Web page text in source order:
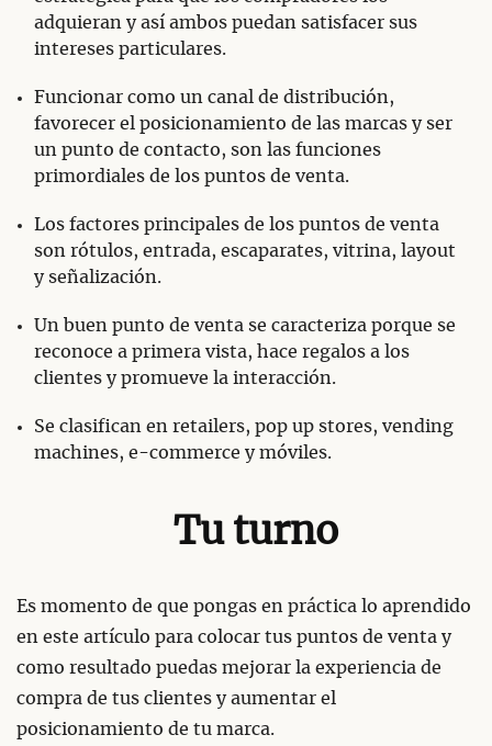
adquieran y así ambos puedan satisfacer sus
intereses particulares.
Funcionar como un canal de distribución,
favorecer el posicionamiento de las marcas y ser
un punto de contacto, son las funciones
primordiales de los puntos de venta.
Los factores principales de los puntos de venta
son rótulos, entrada, escaparates, vitrina, layout
y señalización.
Un buen punto de venta se caracteriza porque se
reconoce a primera vista, hace regalos a los
clientes y promueve la interacción.
Se clasifican en retailers, pop up stores, vending
machines, e-commerce y móviles.
Tu turno
Es momento de que pongas en práctica lo aprendido
en este artículo para colocar tus puntos de venta y
como resultado puedas mejorar la experiencia de
compra de tus clientes y aumentar el
posicionamiento de tu marca.